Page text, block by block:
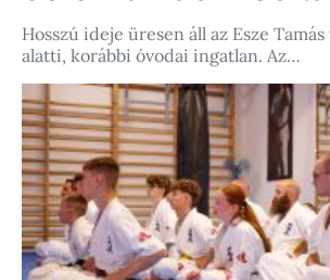
Hosszú ideje üresen áll az Esze
alatti, korábbi óvodai ingatlan. Az…